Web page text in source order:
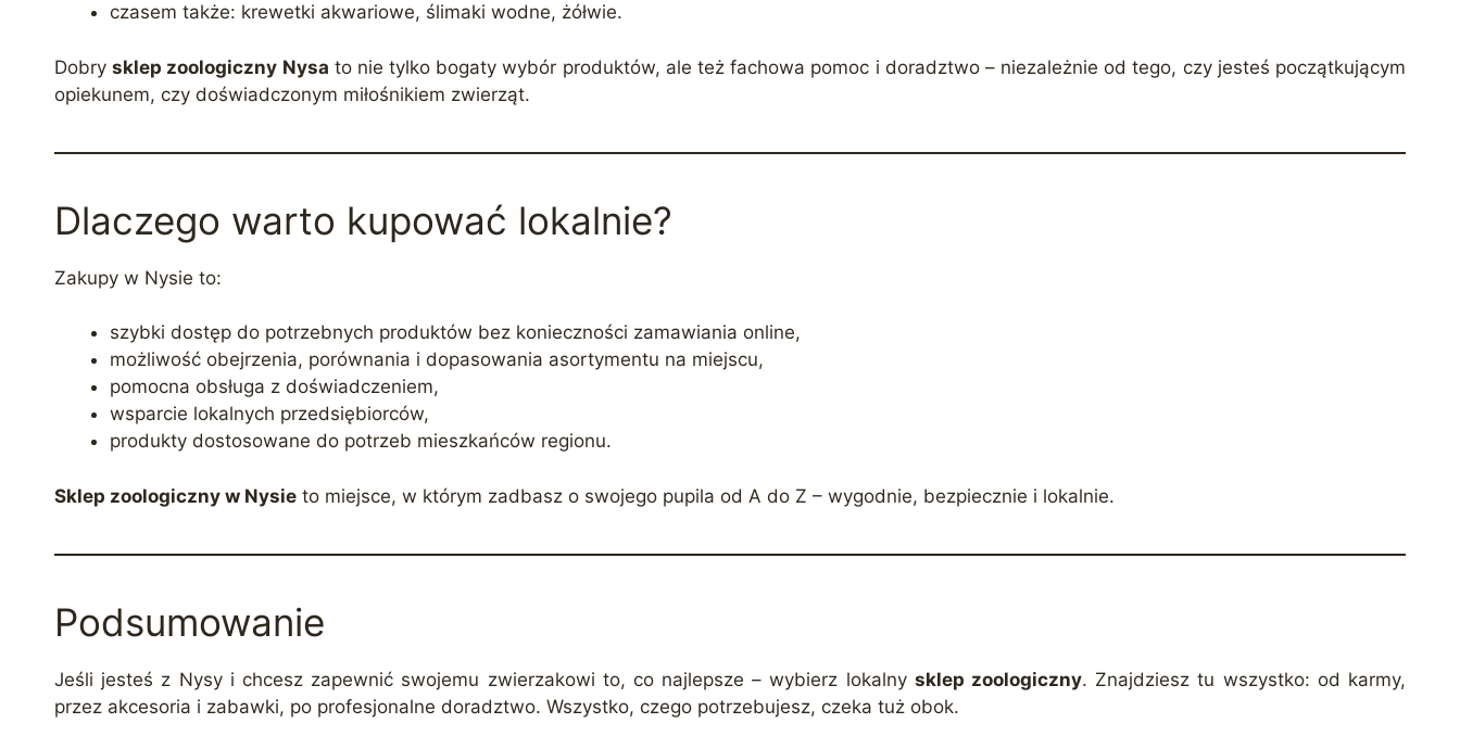
czasem także: krewetki akwariowe, ślimaki wodne, żółwie.
Dobrysklep zoologiczny Nysa to nie tylko bogaty wybór produktów, ale też fachowa pomoc i doradztwo – niezależnie od tego, czy jesteś początkującym
opiekunem, czy doświadczonym miłośnikiem zwierząt.
Dlaczego warto kupować lokalnie?
Zakupy w Nysie to:
szybki dostęp do potrzebnych produktów bez konieczności zamawiania online,
możliwość obejrzenia, porównania i dopasowania asortymentu na miejscu,
pomocna obsługa z doświadczeniem,
wsparcie lokalnych przedsiębiorców,
produkty dostosowane do potrzeb mieszkańców regionu.
Sklep zoologiczny w Nysie to miejsce, w którym zadbasz o swojego pupila od A do Z – wygodnie, bezpiecznie i lokalnie.
Podsumowanie
Jeśli jesteś z Nysy i chcesz zapewnić swojemu zwierzakowi to, co najlepsze – wybierz lokalny sklep zoologiczny. Znajdziesz tu wszystko: od karmy,
przez akcesoria i zabawki, po profesjonalne doradztwo. Wszystko, czego potrzebujesz, czeka tuż obok.